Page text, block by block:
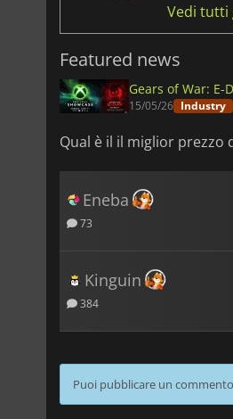
Vedi tutti
Featured news
Gears of War:
15/05/26 Industry
Qual è il il miglior prezzo
Eneba
73
Kinguin
384
Puoi pubblicare un